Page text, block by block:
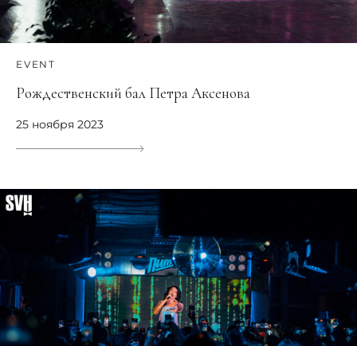
EVENT
Рождественский бал Петра Аксенова
25 ноября 2023